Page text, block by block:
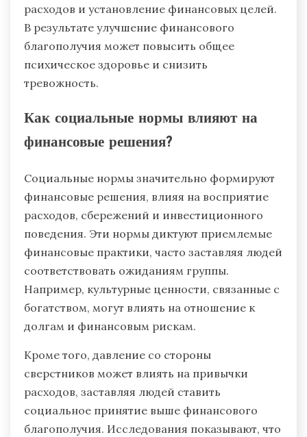
расходов и установление финансовых целей.
В результате улучшение финансового
благополучия может повысить общее
психическое здоровье и снизить
тревожность.
Как социальные нормы влияют на
финансовые решения?
Социальные нормы значительно формируют
финансовые решения, влияя на восприятие
расходов, сбережений и инвестиционного
поведения. Эти нормы диктуют приемлемые
финансовые практики, часто заставляя людей
соответствовать ожиданиям группы.
Например, культурные ценности, связанные с
богатством, могут влиять на отношение к
долгам и финансовым рискам.
Кроме того, давление со стороны
сверстников может влиять на привычки
расходов, заставляя людей ставить
социальное принятие выше финансового
благополучия. Исследования показывают, что